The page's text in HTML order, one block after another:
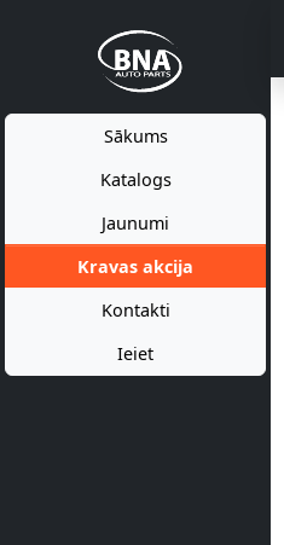
Sākums
Katalogs
Jaunumi
Kravas akcija
Kontakti
Ieiet